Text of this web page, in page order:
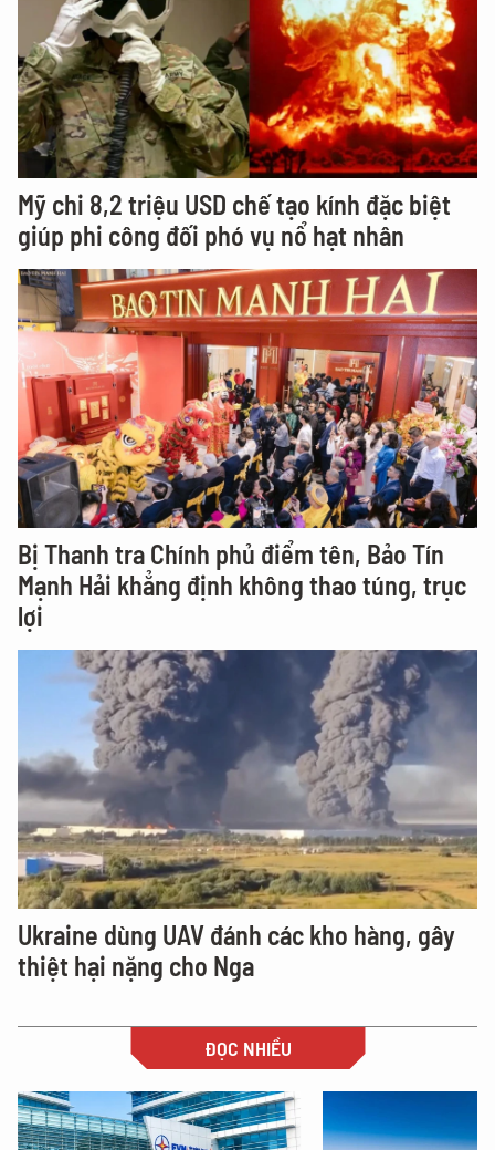
Mỹ chi 8,2 triệu USD chế tạo kính đặc biệt
giúp phi công đối phó vụ nổ hạt nhân
Bị Thanh tra Chính phủ điểm tên, Bảo Tín
Mạnh Hải khẳng định không thao túng, trục
lợi
Ukraine dùng UAV đánh các kho hàng, gây
thiệt hại nặng cho Nga
ĐỌC NHIỀU